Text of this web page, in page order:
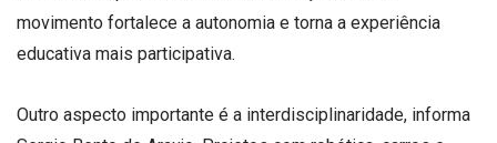
movimento fortalece a autonomia e torna a experiência
educativa mais participativa.
Outro aspecto importante é a interdisciplinaridade, informa